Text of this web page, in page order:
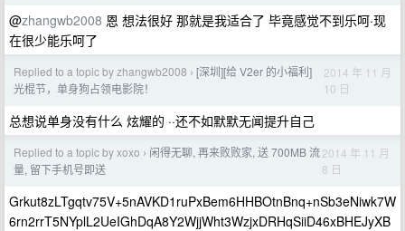
@zhangwb2008 恩 想法很好 那就是我适合了 毕竟感觉不到乐呵·现
在很少能乐呵了
Replied to a topic by zhangwb2008 › [深圳][给 V2er 的小福利]
光棍节，单身狗占领电影院！
2014 年 11 月
10 日
总想说单身没有什么 炫耀的 ··还不如默默无闻提升自己
Replied to a topic by xoxo › 闲得无聊, 再来败败家, 送 700MB 流
量, 留下手机号即送
2014 年 11 月
8 日
Grkut8zLTgqtv75V+5nAVKD1ruPxBem6HHBOtnBnq+nSb3eNiwk7W
6rn2rrT5NYplL2UeIGhDqA8Y2WjjWht3WzjxDRHqSiiD46xBHEJyXB